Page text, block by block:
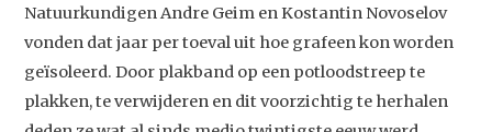
Natuurkundigen Andre Geim en Kostantin Novoselov
vonden dat jaar per toeval uit hoe grafeen kon worden
geïsoleerd. Door plakband op een potloodstreep te
plakken, te verwijderen en dit voorzichtig te herhalen